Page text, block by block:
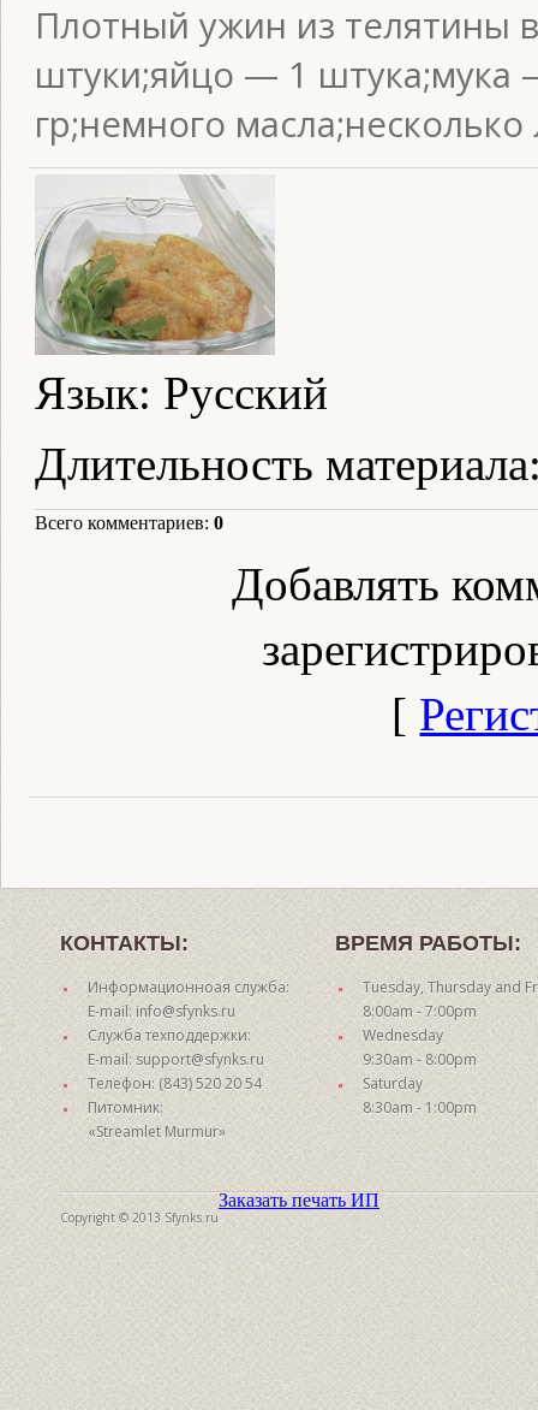
Плотный ужин из телятины
штуки;яйцо — 1
гр;немного масла;несколько
Язык: Русский
Длительность материала
Всего комментариев: 0
Добавлять
[
КОНТАКТЫ:
Информационноая служба:
E-mail: info@sfynks.ru
Служба техподдержки:
E-mail: support@sfynks.ru
Телефон: (843) 520 20 54
Питомник:
«Streamlet Murmur»
ВРЕМЯ РАБОТЫ:
Tuesday, Thursday and
8:00am - 7:00pm
Wednesday
9:30am - 8:00pm
Saturday
8:30am - 1:00pm
Copyright © 2013 Sfynks.ru
Заказать печать ИП